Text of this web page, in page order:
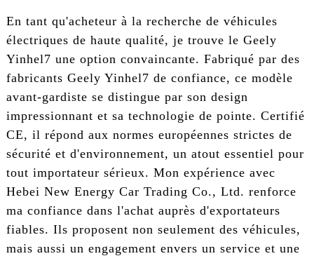
En tant qu'acheteur à la recherche de véhicules
électriques de haute qualité, je trouve le Geely
Yinhel7 une option convaincante. Fabriqué par des
fabricants Geely Yinhel7 de confiance, ce modèle
avant-gardiste se distingue par son design
impressionnant et sa technologie de pointe. Certifié
CE, il répond aux normes européennes strictes de
sécurité et d'environnement, un atout essentiel pour
tout importateur sérieux. Mon expérience avec
Hebei New Energy Car Trading Co., Ltd. renforce
ma confiance dans l'achat auprès d'exportateurs
fiables. Ils proposent non seulement des véhicules,
mais aussi un engagement envers un service et une